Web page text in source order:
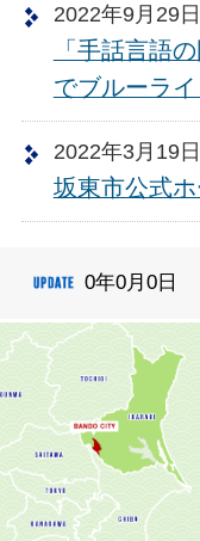
2022年9月29日
「手話言語
でブルーラ
2022年3月19日
坂東市公式
0年0月0日